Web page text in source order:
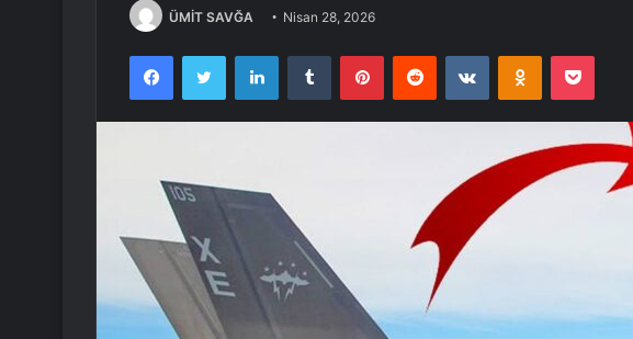
ÜMİT SAVĞA Nisan 28, 2026
FacebookTwitter LinkedInTumblr PinterestReddit VKontakteOdnoklassniki
Pocket